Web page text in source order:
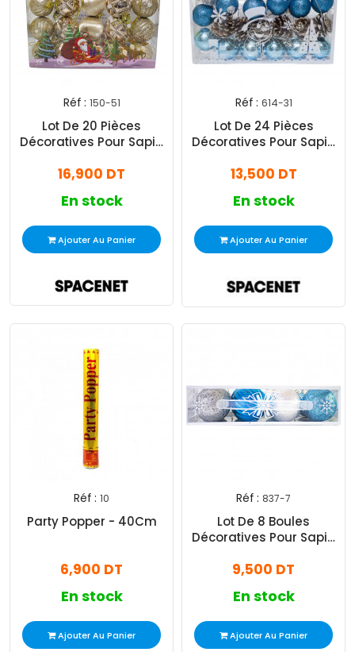
Réf : 150-51
Lot De 20 Pièces
Décoratives Pour Sapin
16,900 DT
En stock
Ajouter Au Panier
Réf : 614-31
Lot De 24 Pièces
Décoratives Pour Sapin
13,500 DT
En stock
Ajouter Au Panier
Réf : 10
Party Popper - 40Cm
6,900 DT
En stock
Ajouter Au Panier
Réf : 837-7
Lot De 8 Boules
Décoratives Pour Sapin
Somoco
9,500 DT
En stock
Ajouter Au Panier